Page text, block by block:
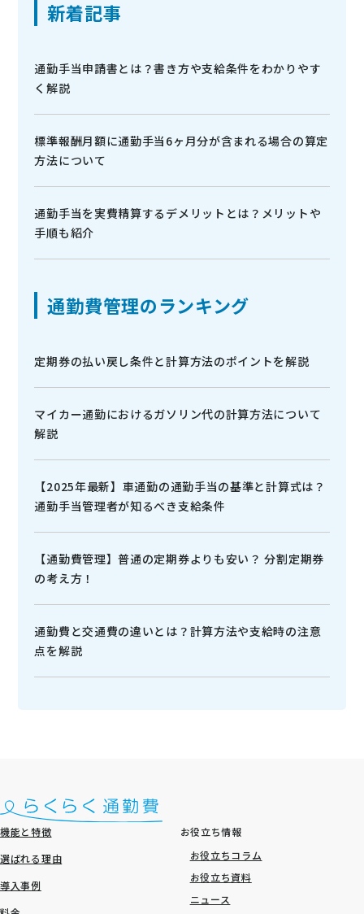
新着記事
通勤手当申請書とは？書き方や支給条件をわかりやす
く解説
標準報酬月額に通勤手当6ヶ月分が含まれる場合の算定
方法について
通勤手当を実費精算するデメリットとは？メリットや
手順も紹介
通勤費管理のランキング
定期券の払い戻し条件と計算方法のポイントを解説
マイカー通勤におけるガソリン代の計算方法について
解説
【2025年最新】車通勤の通勤手当の基準と計算式は？
通勤手当管理者が知るべき支給条件
【通勤費管理】普通の定期券よりも安い？ 分割定期券
の考え方！
通勤費と交通費の違いとは？計算方法や支給時の注意
点を解説
機能と特徴
選ばれる理由
導入事例
お役立ち情報
お役立ちコラム
お役立ち資料
ニュース